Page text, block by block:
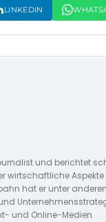
LINKEDIN
und berichtet
wirtschaftliche
hat er unter
und Online-Medien.